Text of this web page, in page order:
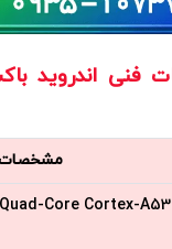
Core Cortex-A53